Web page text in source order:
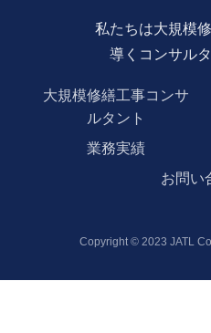
私たちは大規模
導くコンサル
大規模修繕工事コンサ
ルタント
業務実績
お問い
Copyright © 2023 JATL